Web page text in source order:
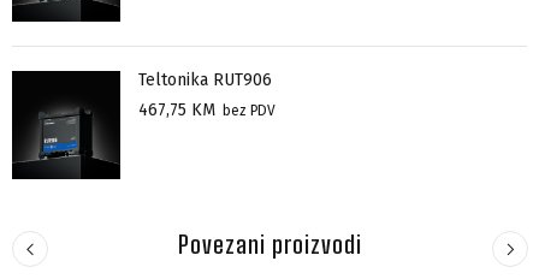
Teltonika RUT906
467,75 KM bez PDV
Povezani proizvodi